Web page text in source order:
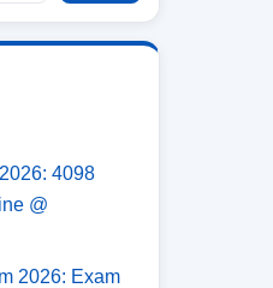
4098
@
2026: Exam